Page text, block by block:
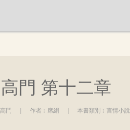
高門 第十二章
高門 作者︰ 席絹 本書類別︰ 言情小說